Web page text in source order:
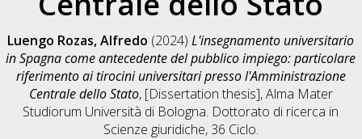
Luengo Rozas, Alfredo (2024)L'insegnamento universitario
in Spagna come antecedente del pubblico impiego: particolare
riferimento ai tirocini universitari presso l'Amministrazione
Centrale dello Stato, [Dissertation thesis], Alma Mater
Studiorum Università di Bologna. Dottorato di ricerca in
Scienze giuridiche, 36 Ciclo.